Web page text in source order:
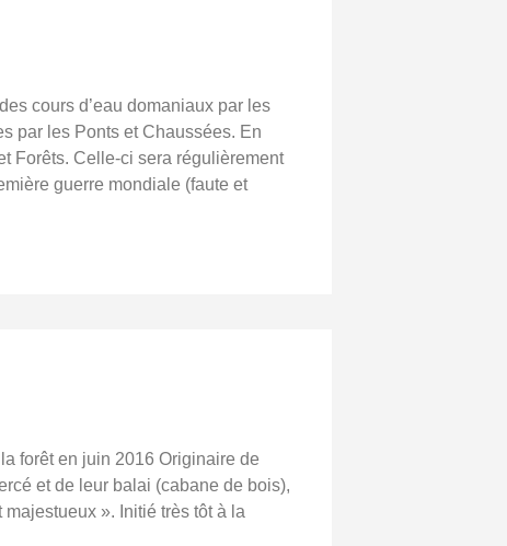
cours d’eau domaniaux par les
par les Ponts et Chaussées. En
Forêts. Celle-ci sera régulièrement
guerre mondiale (faute et
forêt en juin 2016 Originaire de
et de leur balai (cabane de bois),
». Initié très tôt à la